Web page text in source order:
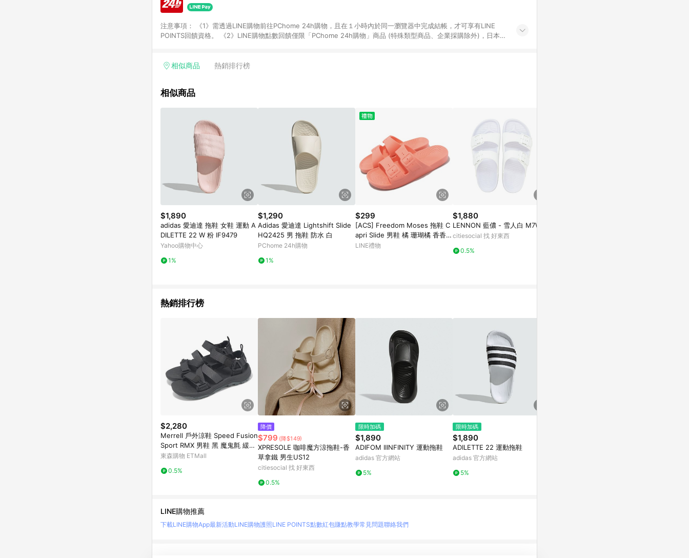
注意事項： 《1》需透過LINE購物前往PChome 24h購物，且在１小時內於同一瀏覽器中完成結帳，才可享有LINE
POINTS回饋資格。 《2》LINE購物點數回饋僅限「PChome 24h購物」商品 (特殊類型商品、企業採購除外)，日本代
PChome儲值商品、企業專區/企業採購、部分指定商品 - 下載軟體、奶粉/副食品、電腦軟體、InComm儲值點數、點
商家訂單頁面標示「LINE回饋」，若無此標示則 不符合回饋LINE POINTS點數資格亦不得使用點數紅包 。 《7》LINE
並依訂單成立時間當下LINE購物所設定的回饋機制為準。 《8》LINE購物為購物資訊整合性平台，商品資料更新會有
時間差，如顯示之商品規格、顏色、價位、贈品與PChome 24h購物銷售網頁不符，以銷售網頁標示為準！
相似商品 熱銷排行榜
相似商品
$1,890
adidas 愛迪達 拖鞋 女鞋 運動 A
DILETTE 22 W 粉 IF9479
Yahoo購物中心
1%
$1,290
Adidas 愛迪達 Lightshift Slide
HQ2425 男 拖鞋 防水 白
PChome 24h購物
1%
$299
[ACS] Freedom Moses 拖鞋 C
apri Slide 男鞋 橘 珊瑚橘 香香拖
戶外 FMCAP
LINE禮物
$1,880
LENNON 藍儂 - 雪人白 M7W9
citiesocial 找 好東西
0.5%
熱銷排行榜
$2,280
Merrell 戶外涼鞋 Speed Fusion
Sport RMX 男鞋 黑 魔鬼氈 緩衝
戶外 涼鞋 ML007083
東森購物 ETMall
0.5%
降價
$799 (降$149)
XPRESOLE 咖啡魔方涼拖鞋-香
草拿鐵 男生US12
citiesocial 找 好東西
0.5%
限時加碼
$1,890
ADIFOM IIINFINITY 運動拖鞋
adidas 官方網站
5%
限時加碼
$1,890
ADILETTE 22 運動拖鞋
adidas 官方網站
5%
LINE購物推薦
下載LINE購物App最新活動LINE購物護照LINE POINTS點數紅包賺點教學常見問題聯絡我們